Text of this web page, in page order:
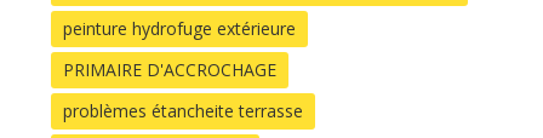
peinture hydrofuge extérieure
PRIMAIRE D'ACCROCHAGE
problèmes étancheite terrasse